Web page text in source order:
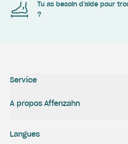
Tu as besoin d'aide pour
?
Service
A propos Affenzahn
Langues